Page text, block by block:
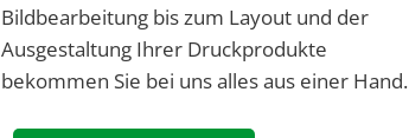
Bildbearbeitung bis zum Layout und der
Ausgestaltung Ihrer Druckprodukte
bekommen Sie bei uns alles aus einer Hand.